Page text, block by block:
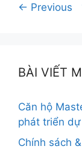
Điều
← Previous
BÀI VIẾT
Căn hộ
phát triển
Chính sách